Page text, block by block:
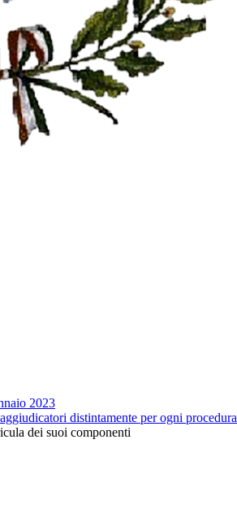
2023
distintamente per ogni procedura
dei suoi componenti